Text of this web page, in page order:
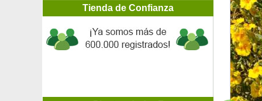
Tienda de Confianza
Hamamelis 'Diane'
Hamamelis 'Yamina'
Haya